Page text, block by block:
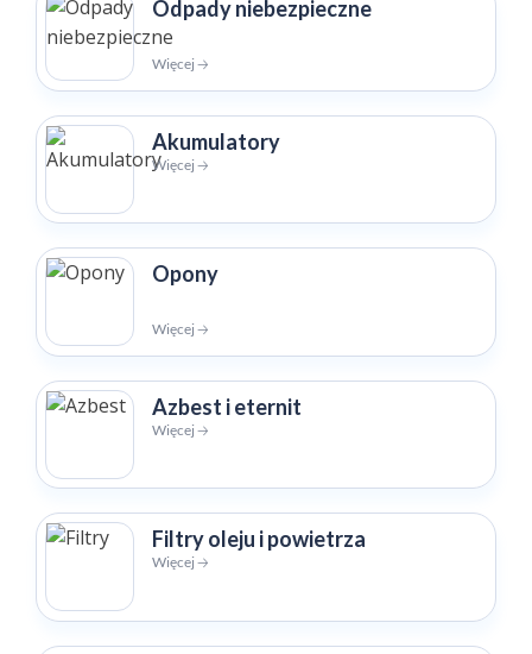
Odpady niebezpieczne
Więcej 🡢
Akumulatory
Więcej 🡢
Opony
Więcej 🡢
Azbest i eternit
Więcej 🡢
Filtry oleju i powietrza
Więcej 🡢